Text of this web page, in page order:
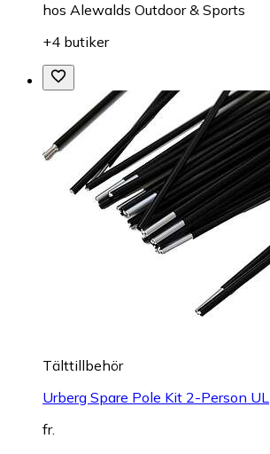
hos Alewalds Outdoor & Sports
+4 butiker
Tälttillbehör
Urberg Spare Pole Kit 2-Person UL
fr.